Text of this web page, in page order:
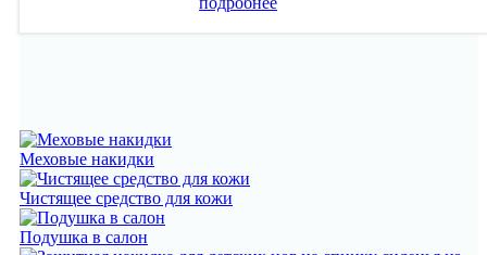
Меховые накидки
Чистящее средство для кожи
Подушка в салон